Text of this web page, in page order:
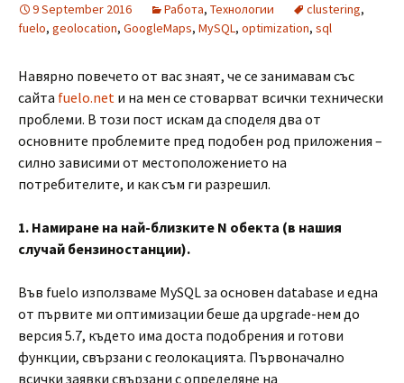
9 September 2016 Работа, Технологии clustering,
fuelo, geolocation, GoogleMaps, MySQL, optimization, sql
Навярно повечето от вас знаят, че се занимавам със
сайта fuelo.net и на мен се стоварват всички технически
проблеми. В този пост искам да споделя два от
основните проблемите пред подобен род приложения –
силно зависими от местоположението на
потребителите, и как съм ги разрешил.
1. Намиране на най-близките N обекта (в нашия
случай бензиностанции).
Във fuelo използваме MySQL за основен database и една
от първите ми оптимизации беше да upgrade-нем до
версия 5.7, където има доста подобрения и готови
функции, свързани с геолокацията. Първоначално
всички заявки свързани с определяне на